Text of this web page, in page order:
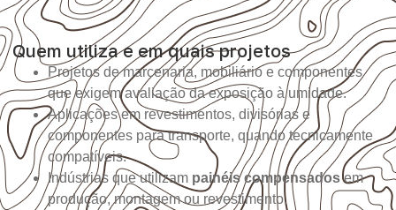
Quem utiliza e em quais projetos
Projetos de marcenaria, mobiliário e componentes
que exigem avaliação da exposição à umidade.
Aplicações em revestimentos, divisórias e
componentes para transporte, quando tecnicamente
compatíveis.
Indústrias que utilizam painéis compensadosem
produção, montagem ou revestimento.